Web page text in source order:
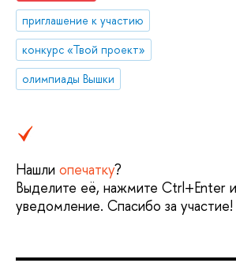
приглашение к участию
конкурс «Твой проект»
олимпиады Вышки
Нашли опечатку?
Выделите её, нажмите Ctrl+Enter
уведомление. Спасибо за участие!